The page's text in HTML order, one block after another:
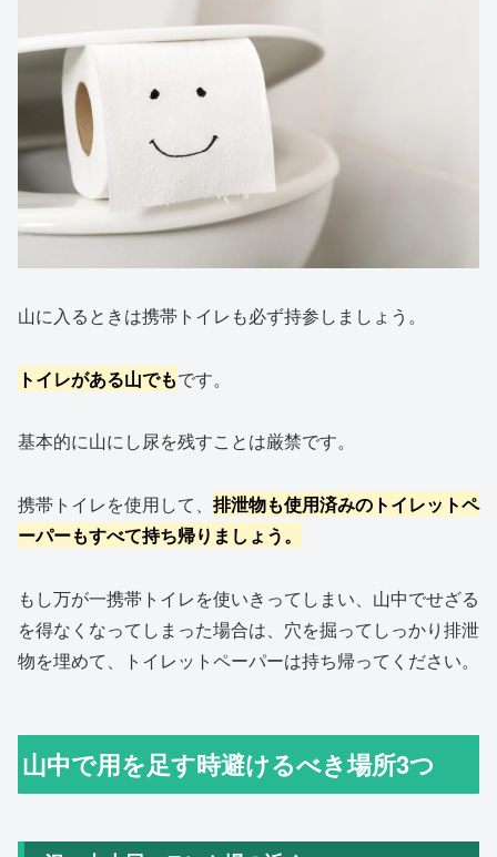
山に入るときは携帯トイレも必ず持参しましょう。
トイレがある山でもです。
基本的に山にし尿を残すことは厳禁です。
携帯トイレを使用して、 排泄物も使用済みのトイレットペ
ーパーもすべて持ち帰りましょう。
もし万が一携帯トイレを使いきってしまい、山中でせざる
を得なくなってしまった場合は、穴を掘ってしっかり排泄
物を埋めて、トイレットペーパーは持ち帰ってください。
山中で用を足す時避けるべき場所3つ